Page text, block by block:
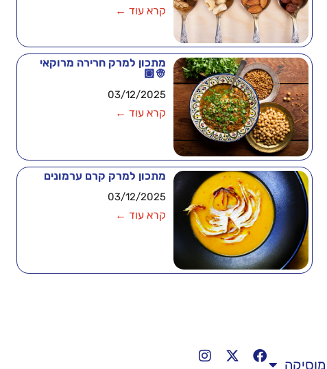
קרא עוד ←
מתכון למרק חרירה מרוקאי
👳🏽
03/12/2025
קרא עוד ←
מתכון למרק קרם ערמונים
03/12/2025
קרא עוד ←
מוסיקה